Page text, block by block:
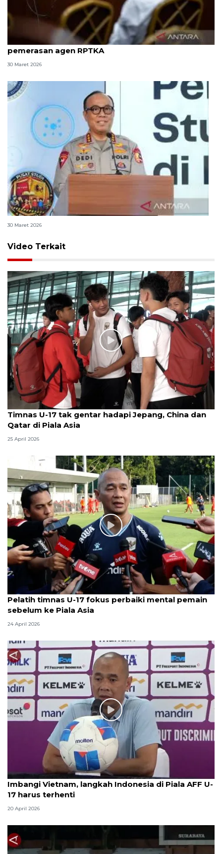
8 ASN Kemenaker hadapi sidang tuntutan kasus
pemerasan agen RPTKA
30 Maret 2026
Polri bangun Laboratorium Sosial Sains Kepolisian
30 Maret 2026
Video Terkait
Timnas U-17 tak gentar hadapi Jepang, China dan
Qatar di Piala Asia
25 April 2026
Pelatih timnas U-17 fokus perbaiki mental pemain
sebelum ke Piala Asia
24 April 2026
Imbangi Vietnam, langkah Indonesia di Piala AFF U-
17 harus terhenti
20 April 2026